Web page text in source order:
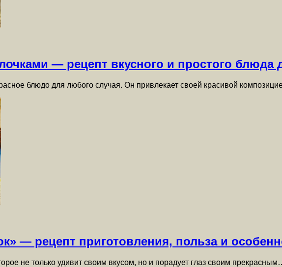
— рецепт вкусного и простого блюда
блюдо для любого случая. Он привлекает своей красивой
— рецепт приготовления, польза и
не только удивит своим вкусом, но и порадует глаз своим